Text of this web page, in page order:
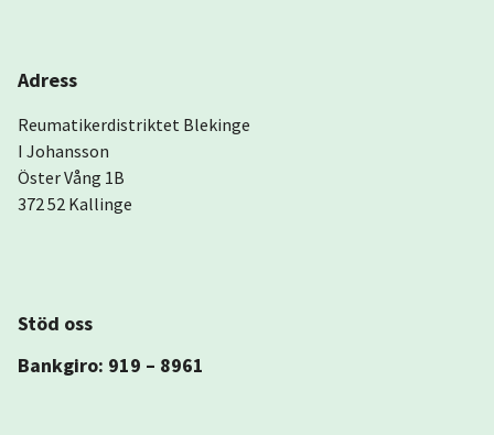
Adress
Reumatikerdistriktet Blekinge
I Johansson
Öster Vång 1B
372 52 Kallinge
Stöd oss
Bankgiro: 919 – 8961